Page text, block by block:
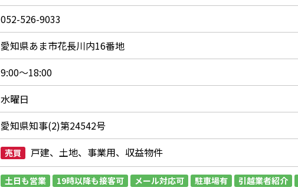
052-526-9033
愛知県あま市花長川内16番地
9:00～18:00
水曜日
愛知県知事(2)第24542号
売買
戸建、土地、事業用、収益物件
土日も営業 19時以降も接客可 メール対応可 駐車場有 引越業者紹介